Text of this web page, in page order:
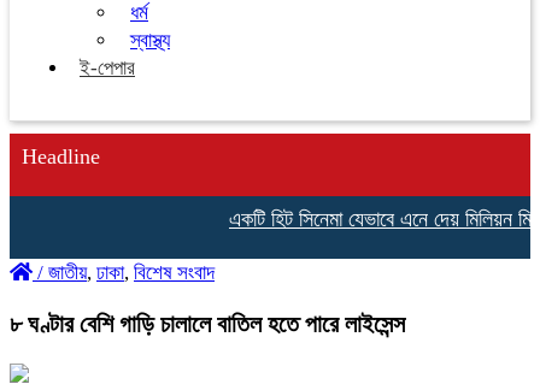
ধর্ম
স্বাস্থ্য
ই-পেপার
Headline
একটি হিট সিনেমা যেভাবে এনে দেয় মিলিয়ন মিলিয়ন
/ জাতীয়, ঢাকা, বিশেষ সংবাদ
৮ ঘণ্টার বেশি গাড়ি চালালে বাতিল হতে পারে লাইসেন্স